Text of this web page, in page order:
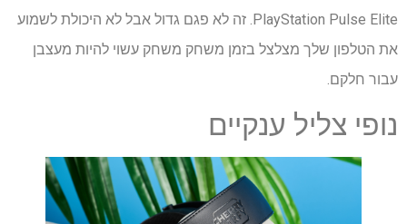
PlayStation Pulse Elite. זה לא פגם גדול אבל לא היכולת לשמוע
את הטלפון שלך מצלצל בזמן משחק משחק עשוי להיות מעצבן
עבור חלקם.
נופי צליל ענקיים